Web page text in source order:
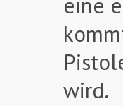
wird.